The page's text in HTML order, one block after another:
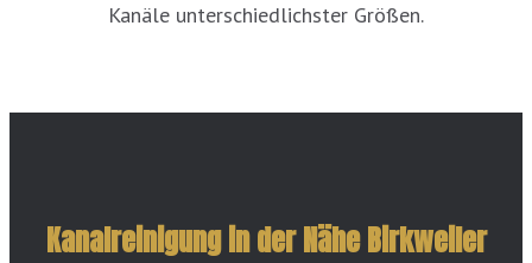
Kanäle unterschiedlichster Größen.
Kanalreinigung in der Nähe Birkweiler